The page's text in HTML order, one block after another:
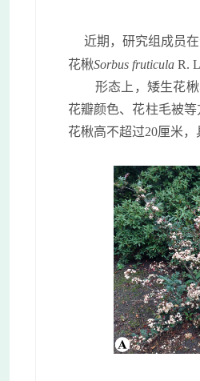
近期，研究组成员
花楸Sorbus fruticula R.
形态上，矮生花楸
花瓣颜色、花柱毛被
花楸高不超过20厘米，